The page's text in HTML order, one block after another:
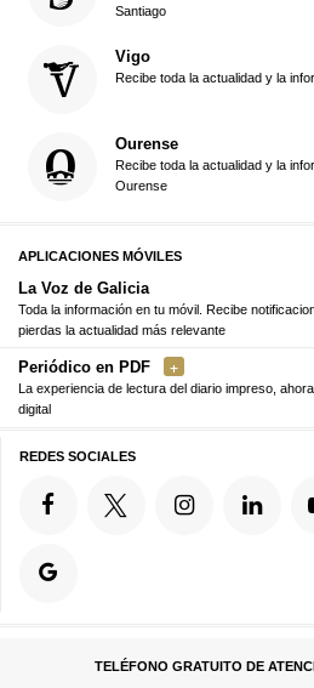
Santiago
Vigo
Recibe toda la actualidad y la
Ourense
Recibe toda la actualidad y la
Ourense
APLICACIONES MÓVILES
La Voz de Galicia
Toda la información en tu móvil. Recibe
pierdas la actualidad más relevante
Periódico en PDF
La experiencia de lectura del diario impreso,
digital
REDES SOCIALES
TELÉFONO GRATUITO DE